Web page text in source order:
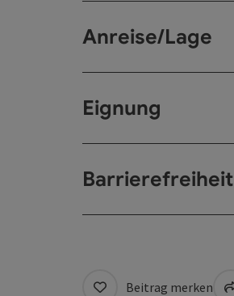
Anreise/Lage
Eignung
Barrierefreiheit
Beitrag merken